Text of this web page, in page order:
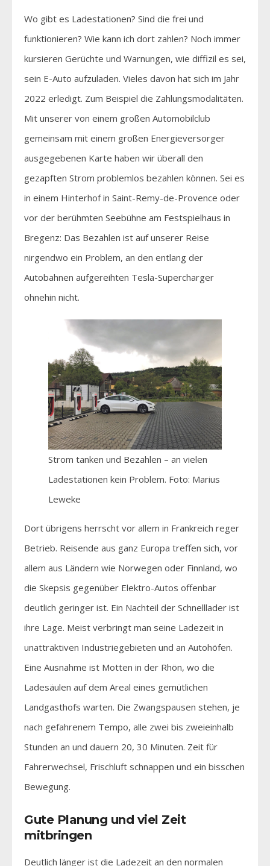
Wo gibt es Ladestationen? Sind die frei und
funktionieren? Wie kann ich dort zahlen? Noch immer
kursieren Gerüchte und Warnungen, wie diffizil es sei,
sein E-Auto aufzuladen. Vieles davon hat sich im Jahr
2022 erledigt. Zum Beispiel die Zahlungsmodalitäten.
Mit unserer von einem großen Automobilclub
gemeinsam mit einem großen Energieversorger
ausgegebenen Karte haben wir überall den
gezapften Strom problemlos bezahlen können. Sei es
in einem Hinterhof in Saint-Remy-de-Provence oder
vor der berühmten Seebühne am Festspielhaus in
Bregenz: Das Bezahlen ist auf unserer Reise
nirgendwo ein Problem, an den entlang der
Autobahnen aufgereihten Tesla-Supercharger
ohnehin nicht.
Strom tanken und Bezahlen – an vielen
Ladestationen kein Problem. Foto: Marius
Leweke
Dort übrigens herrscht vor allem in Frankreich reger
Betrieb. Reisende aus ganz Europa treffen sich, vor
allem aus Ländern wie Norwegen oder Finnland, wo
die Skepsis gegenüber Elektro-Autos offenbar
deutlich geringer ist. Ein Nachteil der Schnelllader ist
ihre Lage. Meist verbringt man seine Ladezeit in
unattraktiven Industriegebieten und an Autohöfen.
Eine Ausnahme ist Motten in der Rhön, wo die
Ladesäulen auf dem Areal eines gemütlichen
Landgasthofs warten. Die Zwangspausen stehen, je
nach gefahrenem Tempo, alle zwei bis zweieinhalb
Stunden an und dauern 20, 30 Minuten. Zeit für
Fahrerwechsel, Frischluft schnappen und ein bisschen
Bewegung.
Gute Planung und viel Zeit
mitbringen
Deutlich länger ist die Ladezeit an den normalen